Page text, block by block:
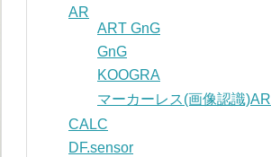
AR
ART GnG
GnG
KOOGRA
マーカーレス(画像認識)AR
CALC
DF.sensor